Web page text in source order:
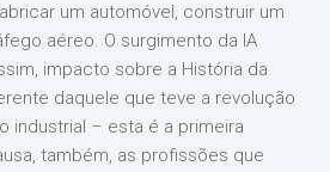
um automóvel, construir um
aéreo. O surgimento da IA
impacto sobre a História da
daquele que teve a revolução
industrial – esta é a primeira
também, as profissões que